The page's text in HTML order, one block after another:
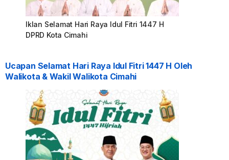
Iklan Selamat Hari Raya Idul Fitri 1447 H
DPRD Kota Cimahi
Ucapan Selamat Hari Raya Idul Fitri 1447 H Oleh
Walikota & Wakil Walikota Cimahi